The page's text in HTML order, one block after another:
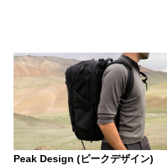
Peak Design (ピークデザイン)